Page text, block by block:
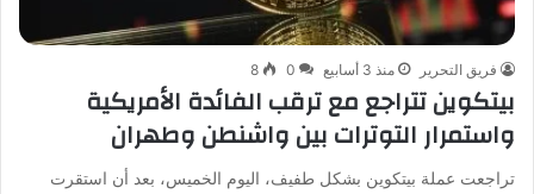
فريق التحرير منذ 3 أسابيع 0
8
بيتكوين تتراجع مع ترقب الفائدة الأمريكية
واستمرار التوترات بين واشنطن وطهران
تراجعت عملة بيتكوين بشكل طفيف، اليوم الخميس، بعد أن استقرت